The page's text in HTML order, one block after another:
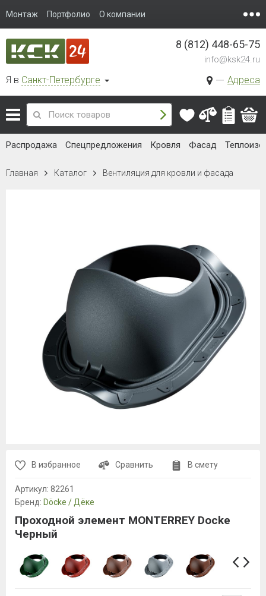
Монтаж Портфолио О компании
Я в Санкт-Петербурге Адреса
8 (812) 448-65-75
info@ksk24.ru
Распродажа Спецпредложения Кровля Фасад
Главная Каталог Вентиляция для кровли и фасада
В избранное Сравнить В смету
Артикул: 82261
Бренд: Döcke / Дёке
Проходной элемент MONTERREY Docke
Черный